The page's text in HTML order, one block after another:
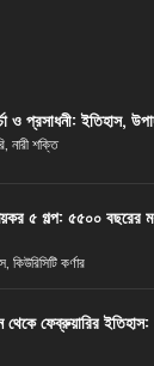
ও প্রসাধনী: ইতিহাস,
,নারী শক্তি
৫ গল্প: ৫৫০০ বছরের
,কিউরিসিটি কর্ণার
থেকে ফেব্রুয়ারির